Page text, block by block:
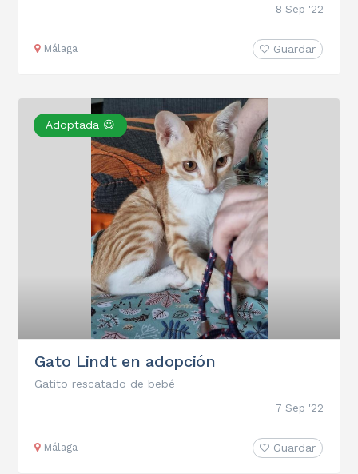
8 Sep '22
Málaga Guardar
Adoptada 😃
Gato Lindt en adopción
Gatito rescatado de bebé
7 Sep '22
Málaga Guardar